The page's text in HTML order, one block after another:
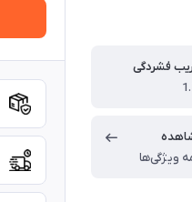
فشردگی
ویژگی‌ها